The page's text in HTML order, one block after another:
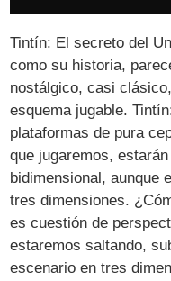
Tintín: El secreto del
como su historia,
nostálgico, casi
esquema jugable.
plataformas de pura
que jugaremos,
bidimensional, aunque
tres dimensiones.
es cuestión de
estaremos saltando,
escenario en tres